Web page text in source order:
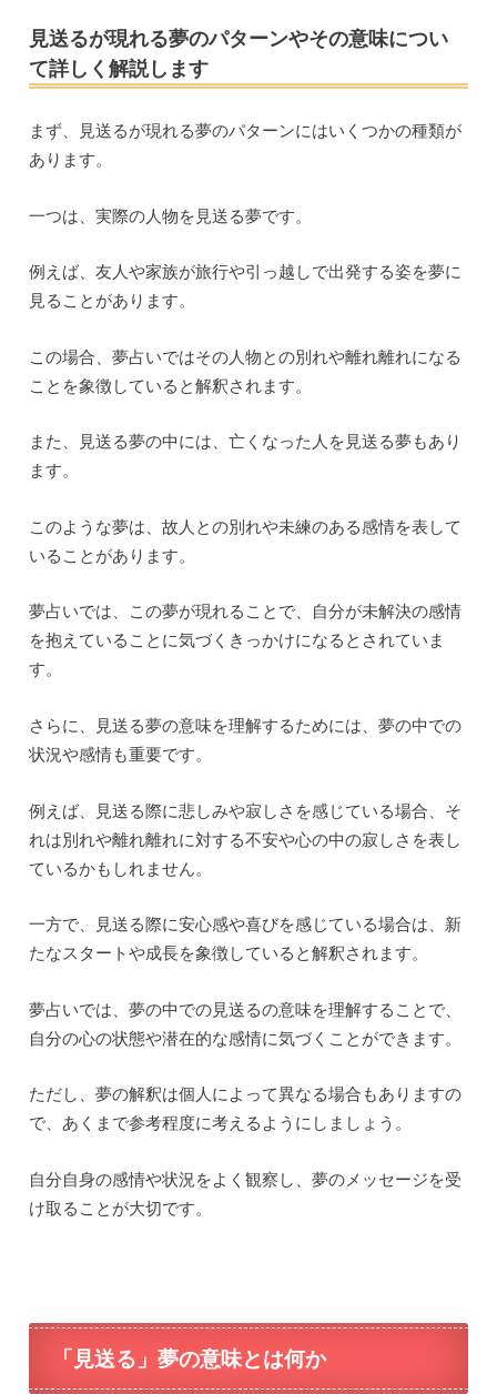
見送るが現れる夢のパターンやその意味につい
て詳しく解説します
まず、見送るが現れる夢のパターンにはいくつかの種類が
あります。
一つは、実際の人物を見送る夢です。
例えば、友人や家族が旅行や引っ越しで出発する姿を夢に
見ることがあります。
この場合、夢占いではその人物との別れや離れ離れになる
ことを象徴していると解釈されます。
また、見送る夢の中には、亡くなった人を見送る夢もあり
ます。
このような夢は、故人との別れや未練のある感情を表して
いることがあります。
夢占いでは、この夢が現れることで、自分が未解決の感情
を抱えていることに気づくきっかけになるとされていま
す。
さらに、見送る夢の意味を理解するためには、夢の中での
状況や感情も重要です。
例えば、見送る際に悲しみや寂しさを感じている場合、そ
れは別れや離れ離れに対する不安や心の中の寂しさを表し
ているかもしれません。
一方で、見送る際に安心感や喜びを感じている場合は、新
たなスタートや成長を象徴していると解釈されます。
夢占いでは、夢の中での見送るの意味を理解することで、
自分の心の状態や潜在的な感情に気づくことができます。
ただし、夢の解釈は個人によって異なる場合もありますの
で、あくまで参考程度に考えるようにしましょう。
自分自身の感情や状況をよく観察し、夢のメッセージを受
け取ることが大切です。
「見送る」夢の意味とは何か